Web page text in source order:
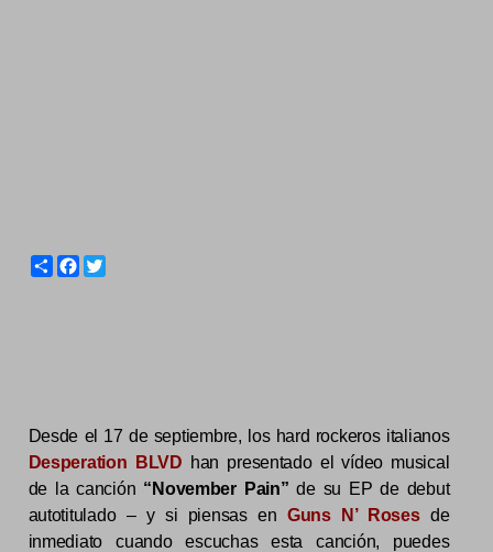
S
h
F
a
T
w
Desde el 17 de septiembre, los hard rockeros italianos
Desperation BLVD han presentado el vídeo musical
de la canción “November Pain” de su EP de debut
autotitulado – y si piensas en Guns N’ Rosesde
inmediato cuando escuchas esta canción, puedes